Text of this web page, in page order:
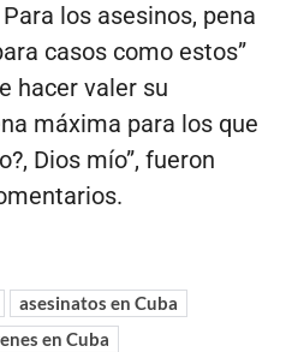
Para los asesinos, pena
casos como estos”
hacer valer su
máxima para los que
Dios mío”, fueron
asesinatos en Cuba
en Cuba